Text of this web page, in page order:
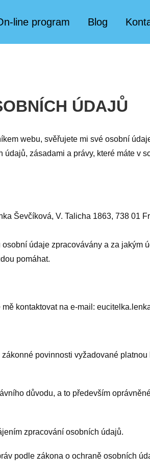
line program Blog
ÚDAJŮ
webu, svěřujete mi své osobní
zásadami a právy, které máte v
Ševčíková, V. Talicha 1863, 738 01
údaje zpracovávány a za jakým
pomáhat.
kontaktovat na e-mail:
povinnosti vyžadované
důvodu, a to především
zpracování osobních údajů.
podle zákona o ochraně osobních